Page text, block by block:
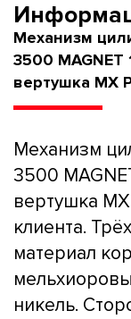
Механизм
3500
вертушка MX
Механизм
3500
вертушка
клиента.
материал
никель.